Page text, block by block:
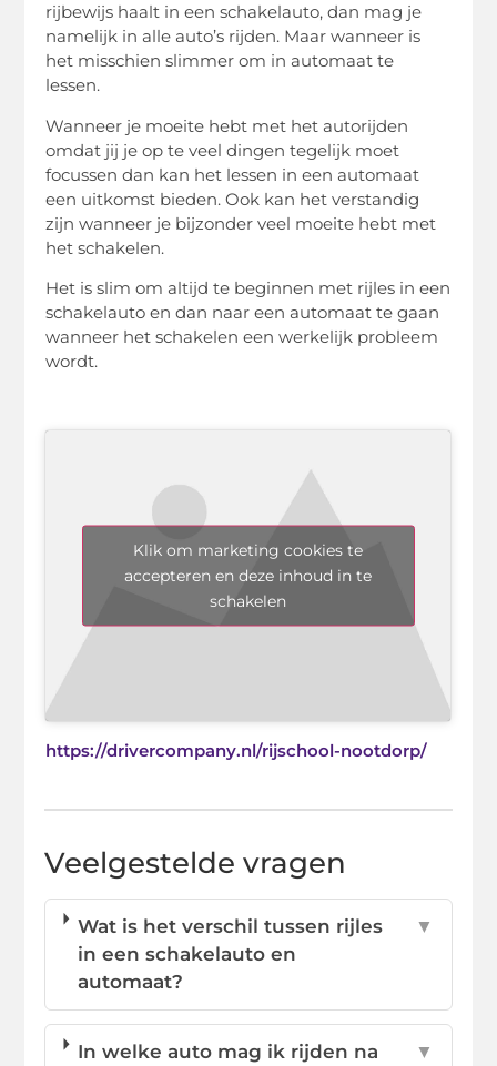
rijbewijs haalt in een schakelauto, dan mag je
namelijk in alle auto’s rijden. Maar wanneer is
het misschien slimmer om in automaat te
lessen.
Wanneer je moeite hebt met het autorijden
omdat jij je op te veel dingen tegelijk moet
focussen dan kan het lessen in een automaat
een uitkomst bieden. Ook kan het verstandig
zijn wanneer je bijzonder veel moeite hebt met
het schakelen.
Het is slim om altijd te beginnen met rijles in een
schakelauto en dan naar een automaat te gaan
wanneer het schakelen een werkelijk probleem
wordt.
Klik om marketing cookies te
accepteren en deze inhoud in te
schakelen
https://drivercompany.nl/rijschool-nootdorp/
Veelgestelde vragen
Wat is het verschil tussen rijles
in een schakelauto en
automaat?
▼
In welke auto mag ik rijden na
▼